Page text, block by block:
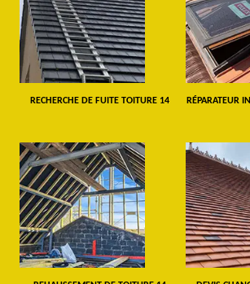
RECHERCHE DE FUITE TOITURE 14
RÉPARATEUR